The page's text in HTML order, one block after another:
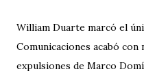
William Duarte marcó el
Comunicaciones acabó
expulsiones de Marco